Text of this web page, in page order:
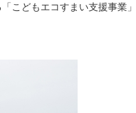
こどもエコすまい支援事業